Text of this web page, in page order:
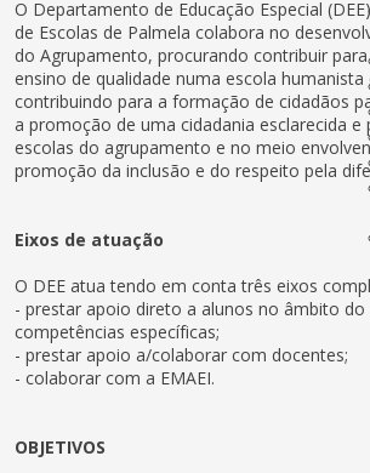
O Departamento de Educação Especial
de Escolas de Palmela colabora no
do Agrupamento, procurando contribuir
ensino de qualidade numa escola
contribuindo para a formação de cidadãos
a promoção de uma cidadania esclarecida e
escolas do agrupamento e no meio
promoção da inclusão e do respeito pela
Eixos de atuação
O DEE atua tendo em conta três eixos
- prestar apoio direto a alunos no âmbito
competências específicas;
- prestar apoio a/colaborar com docentes;
- colaborar com a EMAEI.
OBJETIVOS